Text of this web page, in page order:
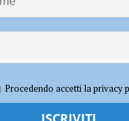
“Penalizzati da un
Procedendo accetti la privacy